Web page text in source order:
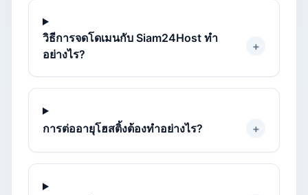
วิธีการจดโดเมนกับ Siam24Host ทำ
อย่างไร?
+
การต่ออายุโฮสติ้งต้องทำอย่างไร? +